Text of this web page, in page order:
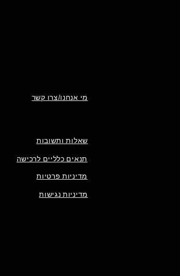
מי אנחנו/צרו קשר
שאלות ותשובות
תנאים כלליים לרכישה
מדיניות פרטיות
מדיניות נגישות